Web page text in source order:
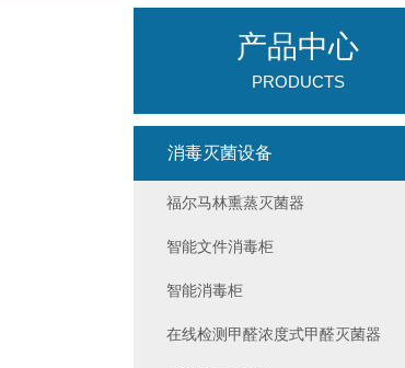
产品中心
PRODUCTS
消毒灭菌设备
福尔马林熏蒸灭菌器
智能文件消毒柜
智能消毒柜
在线检测甲醛浓度式甲醛灭菌器